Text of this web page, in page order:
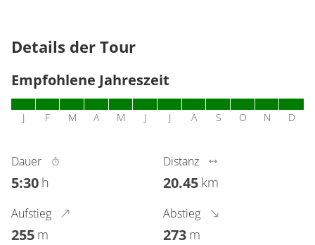
Details der Tour
Empfohlene Jahreszeit
J F M A M J J A S O N D
Dauer
5:30 h
Distanz
20.45 km
Aufstieg
255 m
Abstieg
273 m